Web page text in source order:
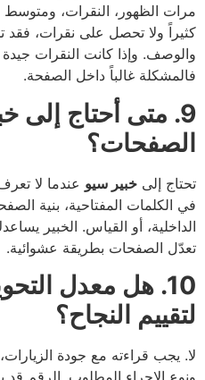
مرات الظهور، النقرات،
كثيراً ولا تحصل على نقرات، فقد
والوصف. وإذا كانت النقرات
فالمشكلة غالباً داخل الصفحة.
9. متى أحتاج إلى
الصفحات؟
تحتاج إلى خبير سيوعندما لا
في الكلمات المفتاحية، بنية
الداخلية، أو القياس. الخبير
تعدّل الصفحات بطريقة عشوائية.
10. هل معدل
لتقييم النجاح؟
لا. يجب قراءته مع جودة